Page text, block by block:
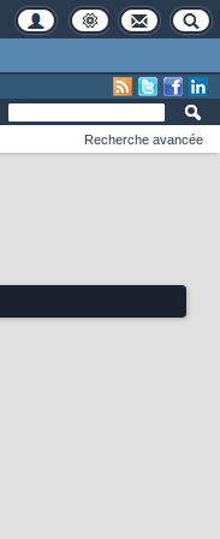
Recherche avancée